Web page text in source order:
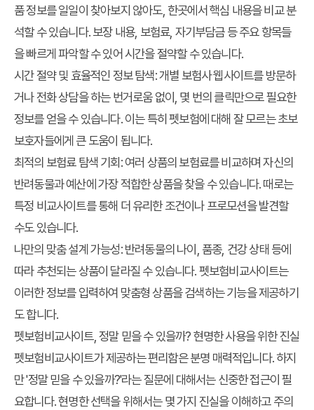
품 정보를 일일이 찾아보지 않아도, 한곳에서 핵심 내용을 비교 분
석할 수 있습니다. 보장 내용, 보험료, 자기부담금 등 주요 항목들
을 빠르게 파악할 수 있어 시간을 절약할 수 있습니다.
시간 절약 및 효율적인 정보 탐색:개별 보험사 웹사이트를 방문하
거나 전화 상담을 하는 번거로움 없이, 몇 번의 클릭만으로 필요한
정보를 얻을 수 있습니다. 이는 특히 펫보험에 대해 잘 모르는 초보
보호자들에게 큰 도움이 됩니다.
최적의 보험료 탐색 기회:여러 상품의 보험료를 비교하며 자신의
반려동물과 예산에 가장 적합한 상품을 찾을 수 있습니다. 때로는
특정 비교사이트를 통해 더 유리한 조건이나 프로모션을 발견할
수도 있습니다.
나만의 맞춤 설계 가능성:반려동물의 나이, 품종, 건강 상태 등에
따라 추천되는 상품이 달라질 수 있습니다. 펫보험비교사이트는
이러한 정보를 입력하여 맞춤형 상품을 검색하는 기능을 제공하기
도 합니다.
펫보험비교사이트, 정말 믿을 수 있을까? 현명한 사용을 위한 진실
펫보험비교사이트가 제공하는 편리함은 분명 매력적입니다. 하지
만 '정말 믿을 수 있을까?'라는 질문에 대해서는 신중한 접근이 필
요합니다. 현명한 선택을 위해서는 몇 가지 진실을 이해하고 주의